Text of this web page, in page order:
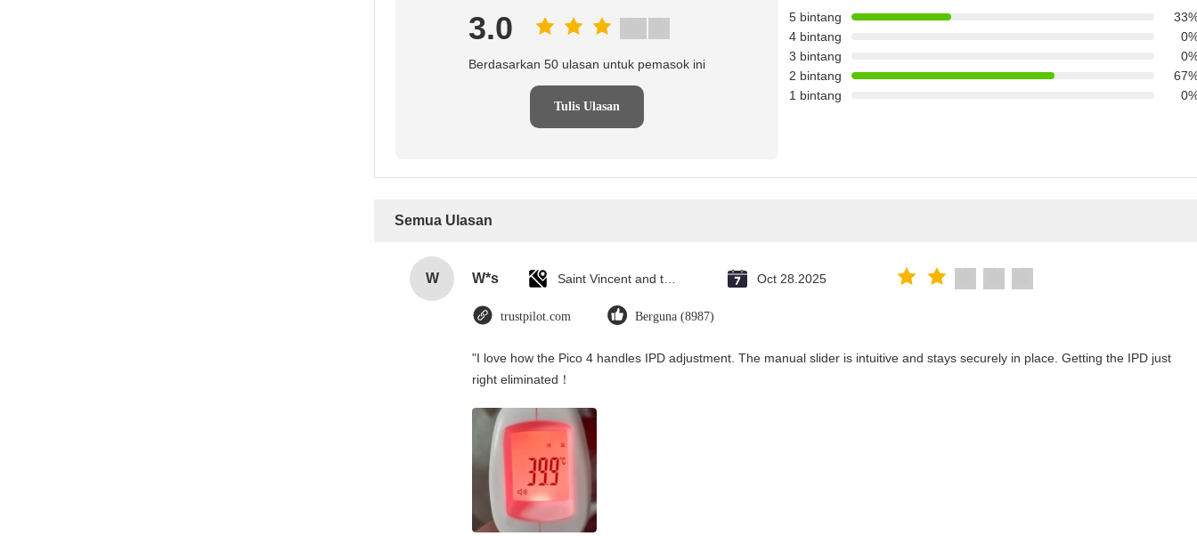
3.0
Berdasarkan 50 ulasan untuk pemasok ini
Tulis Ulasan
5 bintang
4 bintang
3 bintang
2 bintang
1 bintang
Semua Ulasan
W W*s Oct 28.2025
trustpilot.com Berguna (8987)
"I love how the Pico 4 handles IPD adjustment. The manual slider is intuitive and stays securely in place. Getting the IPD just
right eliminated！